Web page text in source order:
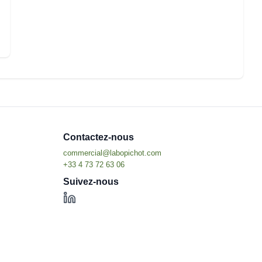
Contactez-nous
Suivez-nous